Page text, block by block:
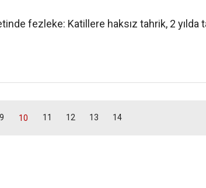
fezleke: Katillere haksız tahrik, 2 yılda
9 10 11 12 13 14